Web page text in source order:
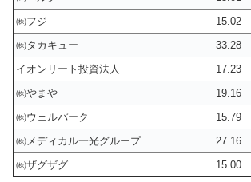
㈱フジ
15.02
㈱タカキュー
33.28
イオンリート投資法人
17.23
㈱やまや
19.16
㈱ウェルパーク
15.79
㈱メディカル一光グループ
27.16
㈱ザグザグ
15.00